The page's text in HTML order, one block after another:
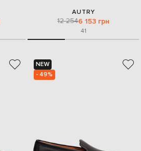
AUTRY
12 2546 153 грн
41
NEW
- 49%